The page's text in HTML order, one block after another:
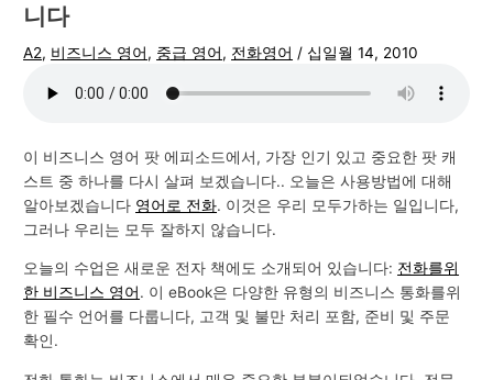
니다
A2, 비즈니스 영어, 중급 영어, 전화영어 / 십일월 14, 2010
이 비즈니스 영어 팟 에피소드에서, 가장 인기 있고 중요한 팟 캐
스트 중 하나를 다시 살펴 보겠습니다.. 오늘은 사용방법에 대해
알아보겠습니다 영어로 전화. 이것은 우리 모두가하는 일입니다,
그러나 우리는 모두 잘하지 않습니다.
오늘의 수업은 새로운 전자 책에도 소개되어 있습니다: 전화를위
한 비즈니스 영어. 이 eBook은 다양한 유형의 비즈니스 통화를위
한 필수 언어를 다룹니다, 고객 및 불만 처리 포함, 준비 및 주문
확인.